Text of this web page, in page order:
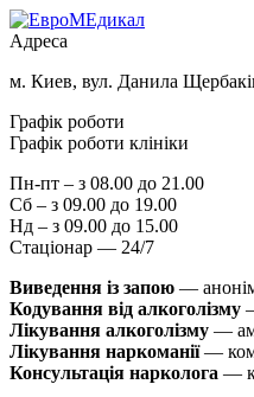
Адреса
м. Киев, вул. Данила
Графік роботи
Графік роботи клініки
Пн-пт – з 08.00 до 21.00
Сб – з 09.00 до 19.00
Нд – з 09.00 до 15.00
Стаціонар — 24/7
Виведення із запою —
Кодування від алкоголізму
Лікування алкоголізму —
Лікування наркоманії—
Консультація нарколога —